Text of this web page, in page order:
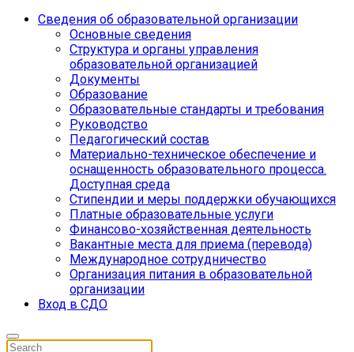
Сведения об образовательной организации
Основные сведения
Структура и органы управления
образовательной организацией
Документы
Образование
Образовательные стандарты и требования
Руководство
Педагогический состав
Материально-техническое обеспечение и
оснащенность образовательного процесса.
Доступная среда
Cтипендии и меры поддержки обучающихся
Платные образовательные услуги
Финансово-хозяйственная деятельность
Вакантные места для приема (перевода)
Международное сотрудничество
Организация питания в образовательной
организации
Вход в СДО